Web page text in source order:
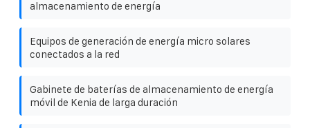
almacenamiento de energía
Equipos de generación de energía micro solares
conectados a la red
Gabinete de baterías de almacenamiento de energía
móvil de Kenia de larga duración